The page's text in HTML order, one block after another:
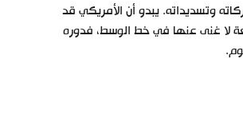
وتسديداته. يبدو أن الأمريكي قد
لا غنى عنها في خط الوسط، فدوره